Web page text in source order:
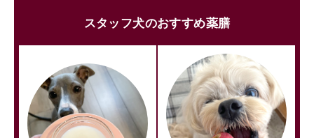
スタッフ犬のおすすめ薬膳